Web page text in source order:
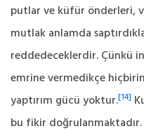
putlar ve küfür önderleri,
mutlak anlamda
reddedeceklerdir. Çünkü
emrine vermedikçe
yaptırım gücü yoktur.[14]
bu fikir